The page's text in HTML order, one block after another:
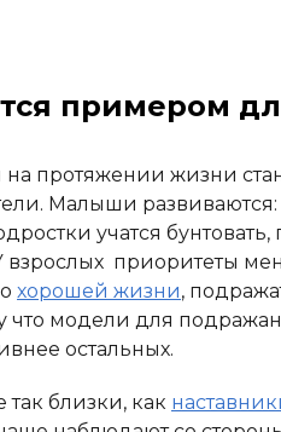
примером
протяжении жизни
Малыши
учатся бунтовать,
взрослых приоритеты
хорошей жизни,
модели для
остальных.
близки, как